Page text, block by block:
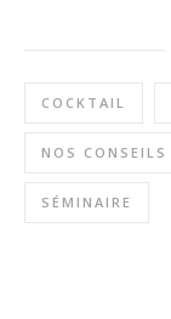
COCKTAIL
NOS CONSEILS
SÉMINAIRE